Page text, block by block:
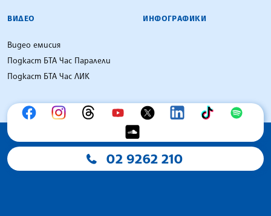
ВИДЕО
Видео емисия
Подкаст БТА Час Паралели
Подкаст БТА Час ЛИК
ИНФОГРАФИКИ
02 9262 210